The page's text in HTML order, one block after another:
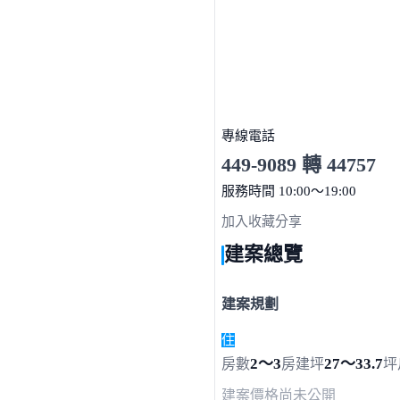
專線電話
449-9089 轉 44757
服務時間 10:00～19:00
加入收藏分享
建案總覽
建案規劃
住
房數2～3房建坪27～33.7坪
建案價格尚未公開